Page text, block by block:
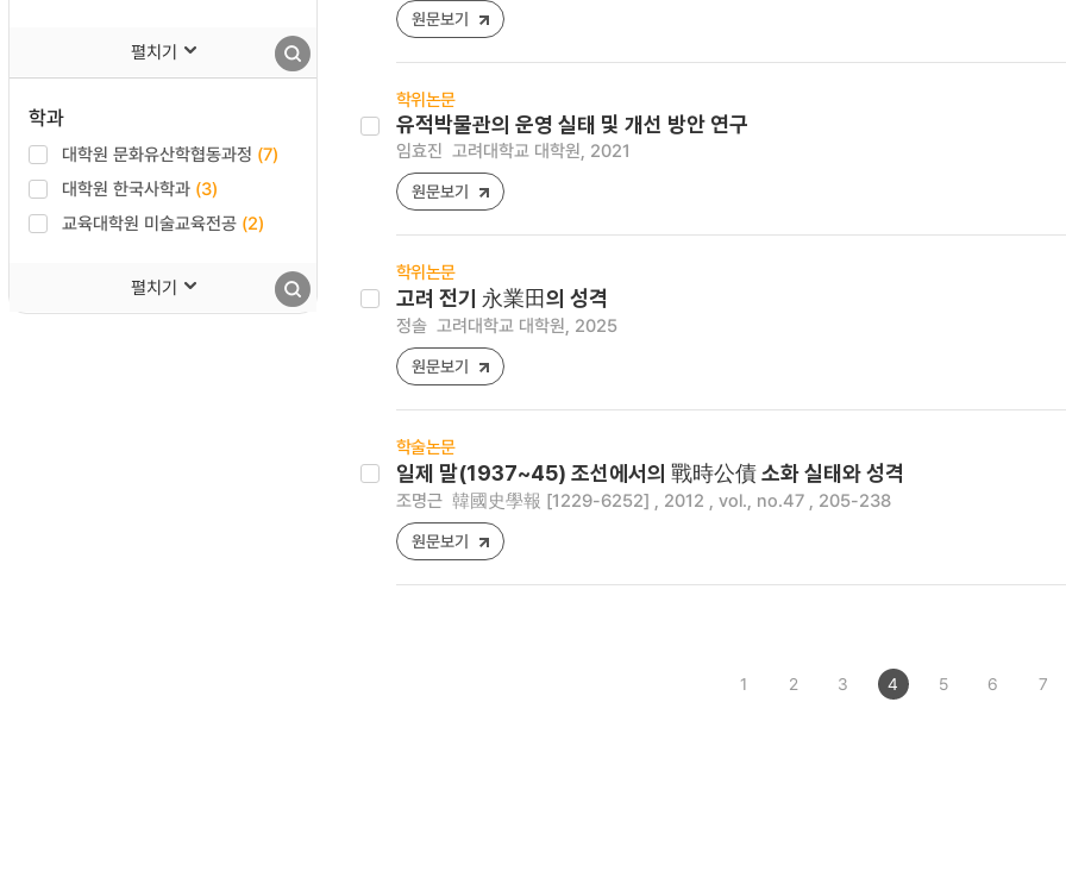
펼치기
학과
대학원 문화유산학협동과정 (7)
대학원 한국사학과 (3)
교육대학원 미술교육전공 (2)
펼치기
원문보기
학위논문
유적박물관의 운영 실태 및 개선 방안 연구
임효진 고려대학교 대학원, 2021
원문보기
학위논문
고려 전기 永業田의 성격
정솔 고려대학교 대학원, 2025
원문보기
학술논문
일제 말(1937~45) 조선에서의 戰時公債 소화 실태와 성격
조명근 韓國史學報 [1229-6252] , 2012 , vol., no.47 , 205-238
원문보기
1 2 3 4 5 6 7